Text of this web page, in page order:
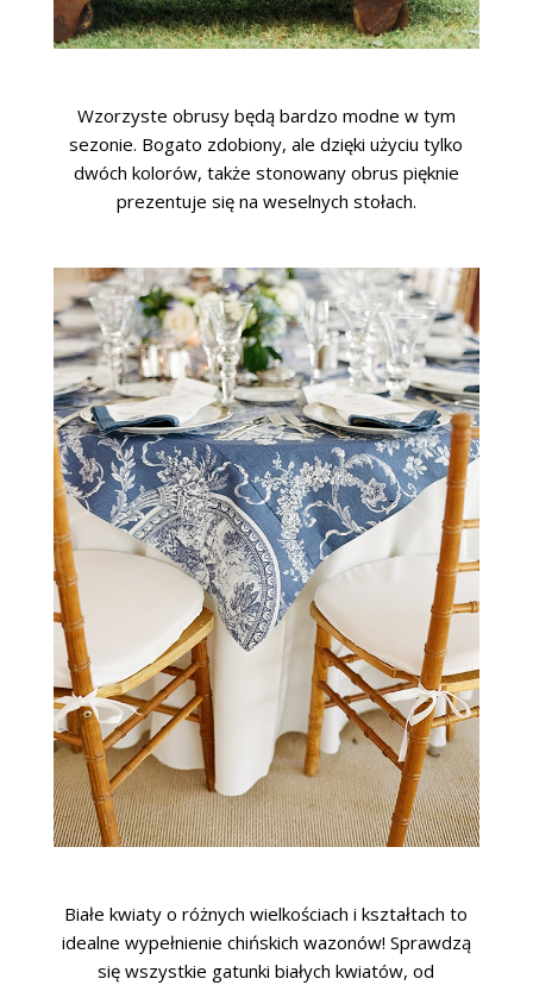
Wzorzyste obrusy będą bardzo modne w tym
sezonie. Bogato zdobiony, ale dzięki użyciu tylko
dwóch kolorów, także stonowany obrus pięknie
prezentuje się na weselnych stołach.
Białe kwiaty o różnych wielkościach i kształtach to
idealne wypełnienie chińskich wazonów! Sprawdzą
się wszystkie gatunki białych kwiatów, od